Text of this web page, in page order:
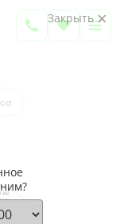
7 499 890 руб.
Закрыть